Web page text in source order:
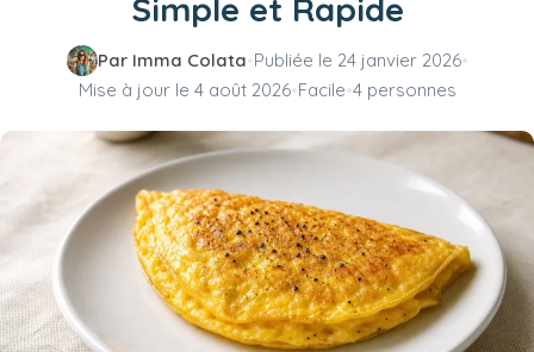
Simple et Rapide
Par Imma Colata•Publiée le 24 janvier 2026•
Mise à jour le 4 août 2026•Facile•4 personnes